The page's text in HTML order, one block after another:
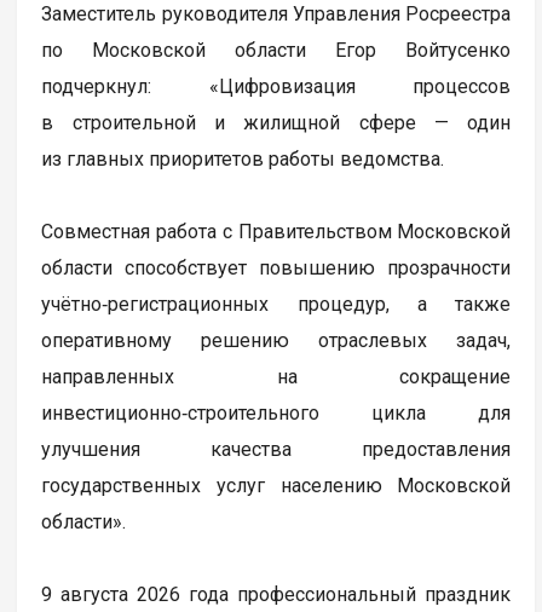
Заместитель руководителя Управления Росреестра
по Московской области Егор Войтусенко
подчеркнул: «Цифровизация процессов
в строительной и жилищной сфере — один
из главных приоритетов работы ведомства.
Совместная работа с Правительством Московской
области способствует повышению прозрачности
учётно‑регистрационных процедур, а также
оперативному решению отраслевых задач,
направленных на сокращение
инвестиционно‑строительного цикла для
улучшения качества предоставления
государственных услуг населению Московской
области».
9 августа 2026 года профессиональный праздник